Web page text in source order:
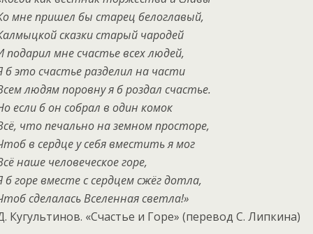
мне пришел бы старец белоглавый,
сказки старый чародей
подарил мне счастье всех людей,
б это счастье разделил на части
людям поровну я б роздал счастье.
если б он собрал в один комок
что печально на земном просторе,
в сердце у себя вместить я мог
наше человеческое горе,
б горе вместе с сердцем сжёг дотла,
сделалась Вселенная светла!»
Кугультинов. «Счастье и Горе» (перевод С. Липкина)